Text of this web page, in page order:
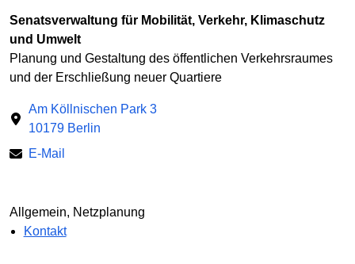
Senatsverwaltung für Mobilität, Verkehr, Klimaschutz
und Umwelt
Planung und Gestaltung des öffentlichen Verkehrsraumes
und der Erschließung neuer Quartiere
Am Köllnischen Park 3
10179 Berlin
E-Mail
Allgemein, Netzplanung
Kontakt